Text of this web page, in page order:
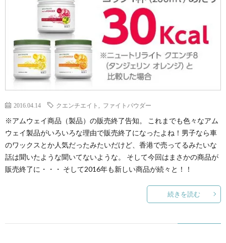
2016.04.14 クエンチエイト ファイトパウダー
※アムウェイ商品（製品）の販売終了告知。 これまでも色々なアム
ウェイ製品がいろいろな理由で販売終了になったよね！男子なら車
のワックスとか人気だったみたいだけど、香港で売ってるみたいな
話は聞いたような聞いてないような。 そして今回はまさかの商品が
販売終了に・・・ そして2016年も新しい商品が続々と！！
続きを読む